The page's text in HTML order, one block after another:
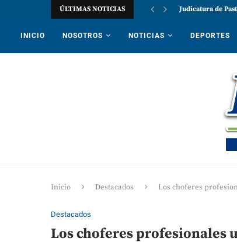
ÚLTIMAS NOTICIAS Judicatura de
INICIO NOSOTROS NOTICIAS DEPORTES
Inicio Destacados Los choferes
Destacados
Los choferes profesionales